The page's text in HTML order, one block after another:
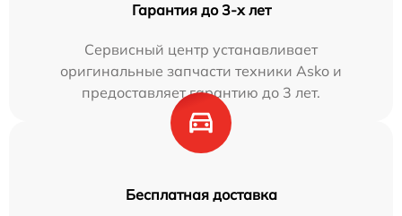
Гарантия до 3-х лет
Сервисный центр устанавливает
оригинальные запчасти техники Asko и
предоставляет гарантию до 3 лет.
Бесплатная доставка